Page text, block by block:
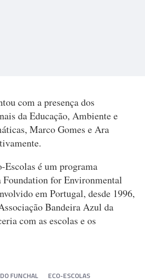
com a presença dos
da Educação, Ambiente e
Marco Gomes e Ara
Escolas é um programa
for Environmental
em Portugal, desde 1996,
Bandeira Azul da
com as escolas e os
FUNCHAL ECO-ESCOLAS